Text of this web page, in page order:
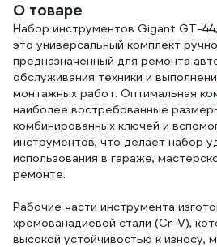
О товаре
Набор инструментов Gigant GT-
это универсальный комплект
предназначенный для ремонта
обслуживания техники и
монтажных работ. Оптимальная
наиболее востребованные
комбинированных ключей и
инструментов, что делает набор
использования в гараже,
ремонте.
Рабочие части инструмента
хромованадиевой стали (Cr-V),
высокой устойчивостью к износу,